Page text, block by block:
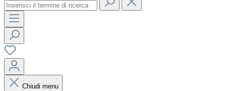
Chiudi menu